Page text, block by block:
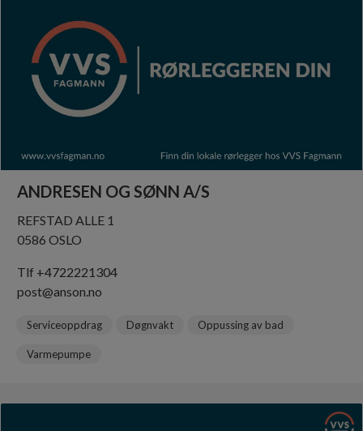
ANDRESEN OG SØNN A/S
REFSTAD ALLE 1
0586 OSLO
Tlf +4722221304
post@anson.no
Oppussing av bad
Døgnvakt
Serviceoppdrag
Varmepumpe